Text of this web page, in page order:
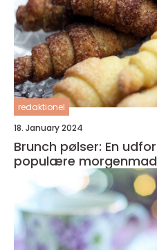
redaktionel
18. January 2024
Brunch pølser: En
populære